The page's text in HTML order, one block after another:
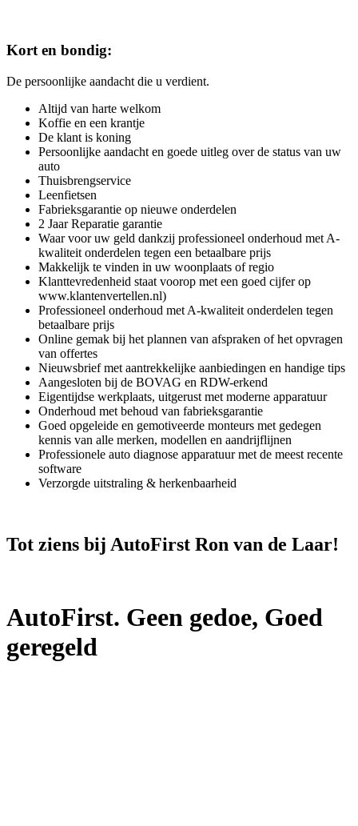
Kort en bondig:
De persoonlijke aandacht die u verdient.
Altijd van harte welkom
Koffie en een krantje
De klant is koning
Persoonlijke aandacht en goede uitleg over de status van uw
auto
Thuisbrengservice
Leenfietsen
Fabrieksgarantie op nieuwe onderdelen
2 Jaar Reparatie garantie
Waar voor uw geld dankzij professioneel onderhoud met A-
kwaliteit onderdelen tegen een betaalbare prijs
Makkelijk te vinden in uw woonplaats of regio
Klanttevredenheid staat voorop met een goed cijfer op
www.klantenvertellen.nl)
Professioneel onderhoud met A-kwaliteit onderdelen tegen
betaalbare prijs
Online gemak bij het plannen van afspraken of het opvragen
van offertes
Nieuwsbrief met aantrekkelijke aanbiedingen en handige tips
Aangesloten bij de BOVAG en RDW-erkend
Eigentijdse werkplaats, uitgerust met moderne apparatuur
Onderhoud met behoud van fabrieksgarantie
Goed opgeleide en gemotiveerde monteurs met gedegen
kennis van alle merken, modellen en aandrijflijnen
Professionele auto diagnose apparatuur met de meest recente
software
Verzorgde uitstraling & herkenbaarheid
Tot ziens bij AutoFirst Ron van de Laar!
AutoFirst. Geen gedoe, Goed
geregeld